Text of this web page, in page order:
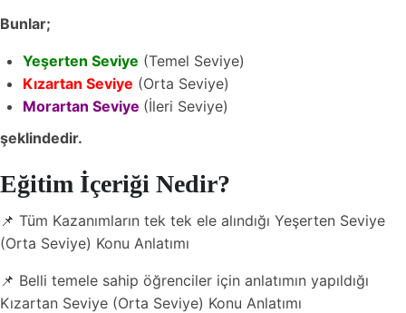
Bunlar;
Yeşerten Seviye (Temel Seviye)
Kızartan Seviye (Orta Seviye)
Morartan Seviye (İleri Seviye)
şeklindedir.
Eğitim İçeriği Nedir?
📌 Tüm Kazanımların tek tek ele alındığı Yeşerten Seviye
(Orta Seviye) Konu Anlatımı
📌 Belli temele sahip öğrenciler için anlatımın yapıldığı
Kızartan Seviye (Orta Seviye) Konu Anlatımı